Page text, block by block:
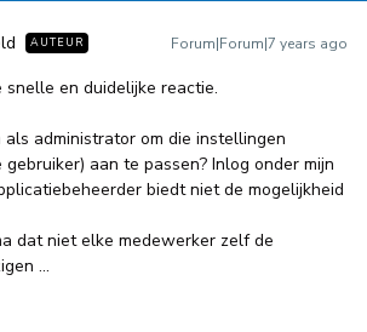
AUTEUR Forum|Forum|7 years ago
snelle en duidelijke reactie.
administrator om die instellingen
aan te passen? Inlog onder mijn
biedt niet de mogelijkheid
dat niet elke medewerker zelf de
...